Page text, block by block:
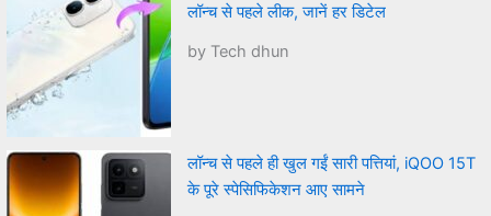
लॉन्च से पहले लीक, जानें हर डिटेल
by Tech dhun
लॉन्च से पहले ही खुल गईं सारी पत्तियां, iQOO 15T
के पूरे स्पेसिफिकेशन आए सामने